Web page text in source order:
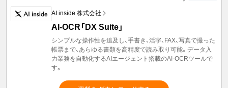
AI inside 株式会社
AI-OCR「DX Suite」
シンプルな操作性を追及し、手書き、活字、FAX、写真で撮った
帳票まで、あらゆる書類を高精度で読み取り可能。データ入
力業務を自動化するAIエージェント搭載のAI-OCRツールで
す。